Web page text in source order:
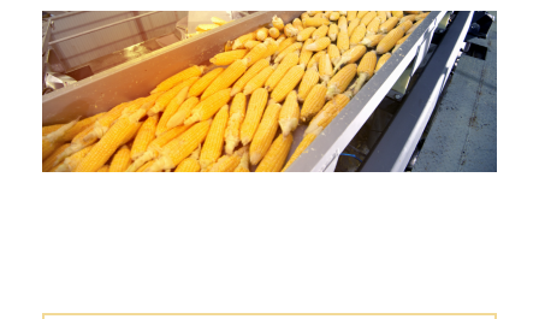
Эконом-
Разное
Все кейсы